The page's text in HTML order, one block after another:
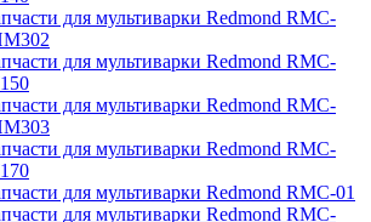
для мультиварки Redmond RMC-
для мультиварки Redmond RMC-
для мультиварки Redmond RMC-
для мультиварки Redmond RMC-
для мультиварки Redmond RMC-01
для мультиварки Redmond RMC-